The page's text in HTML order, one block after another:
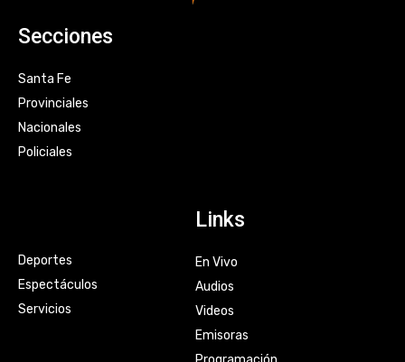
Secciones
Santa Fe
Provinciales
Nacionales
Policiales
Deportes
Espectáculos
Servicios
Links
En Vivo
Audios
Videos
Emisoras